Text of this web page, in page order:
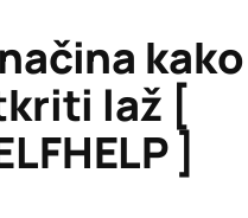
kako
laž [
]